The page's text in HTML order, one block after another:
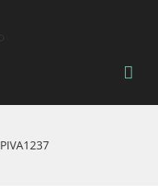
PIVA1237